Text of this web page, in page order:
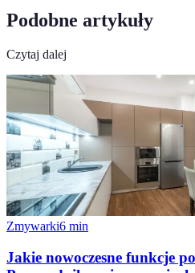
Podobne artykuły
Czytaj dalej
Zmywarki6 min
Jakie nowoczesne funkcje